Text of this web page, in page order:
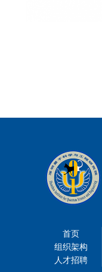
首页
组织架构
人才招聘